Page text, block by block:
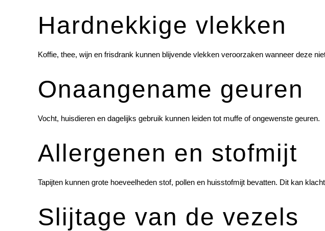
Hardnekkige vlekken
Koffie, thee, wijn en frisdrank kunnen blijvende vlekken veroorzaken wanneer deze
Onaangename geuren
Vocht, huisdieren en dagelijks gebruik kunnen leiden tot muffe of ongewenste geuren.
Allergenen en stofmijt
Tapijten kunnen grote hoeveelheden stof, pollen en huisstofmijt bevatten. Dit kan
Slijtage van de vezels